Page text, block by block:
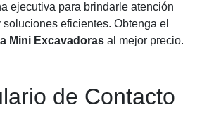
ejecutiva para brindarle atención
eficientes. Obtenga el
Mini Excavadoras al mejor precio.
de Contacto